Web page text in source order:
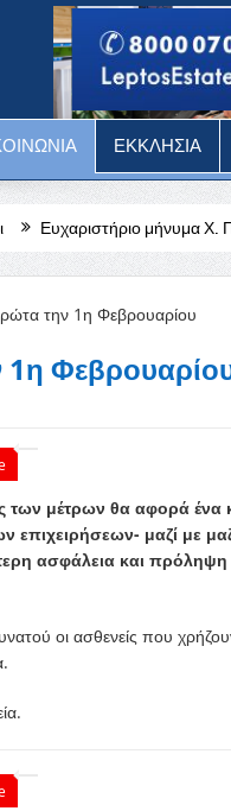
ΕΚΚΛΗΣΙΑ
μήνυμα Χ. Πάζαρου για Α.
των μέτρων θα αφορά ένα
μαζί με
ασφάλεια και πρόληψη
οι ασθενείς που